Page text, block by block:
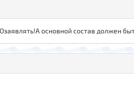
основной состав должен